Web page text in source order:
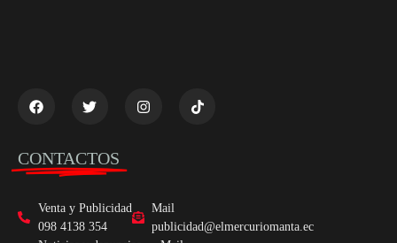
CONTACTOS
Venta y Publicidad
098 4138 354
Mail
publicidad@elmercuriomanta.ec